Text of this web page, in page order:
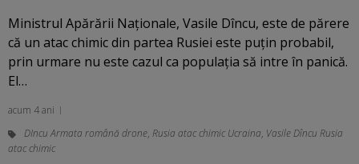
Ministrul Apărării Naţionale, Vasile Dîncu, este de părere
că un atac chimic din partea Rusiei este puţin probabil,
prin urmare nu este cazul ca populaţia să intre în panică.
El…
acum 4 ani
DIncu Armata română drone, Rusia atac chimic Ucraina, Vasile Dîncu Rusia
atac chimic